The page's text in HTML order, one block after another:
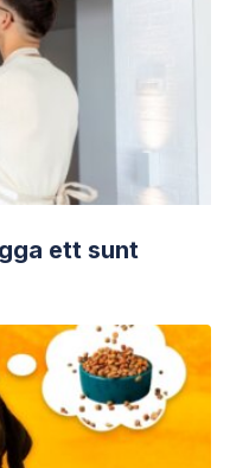
ett sunt